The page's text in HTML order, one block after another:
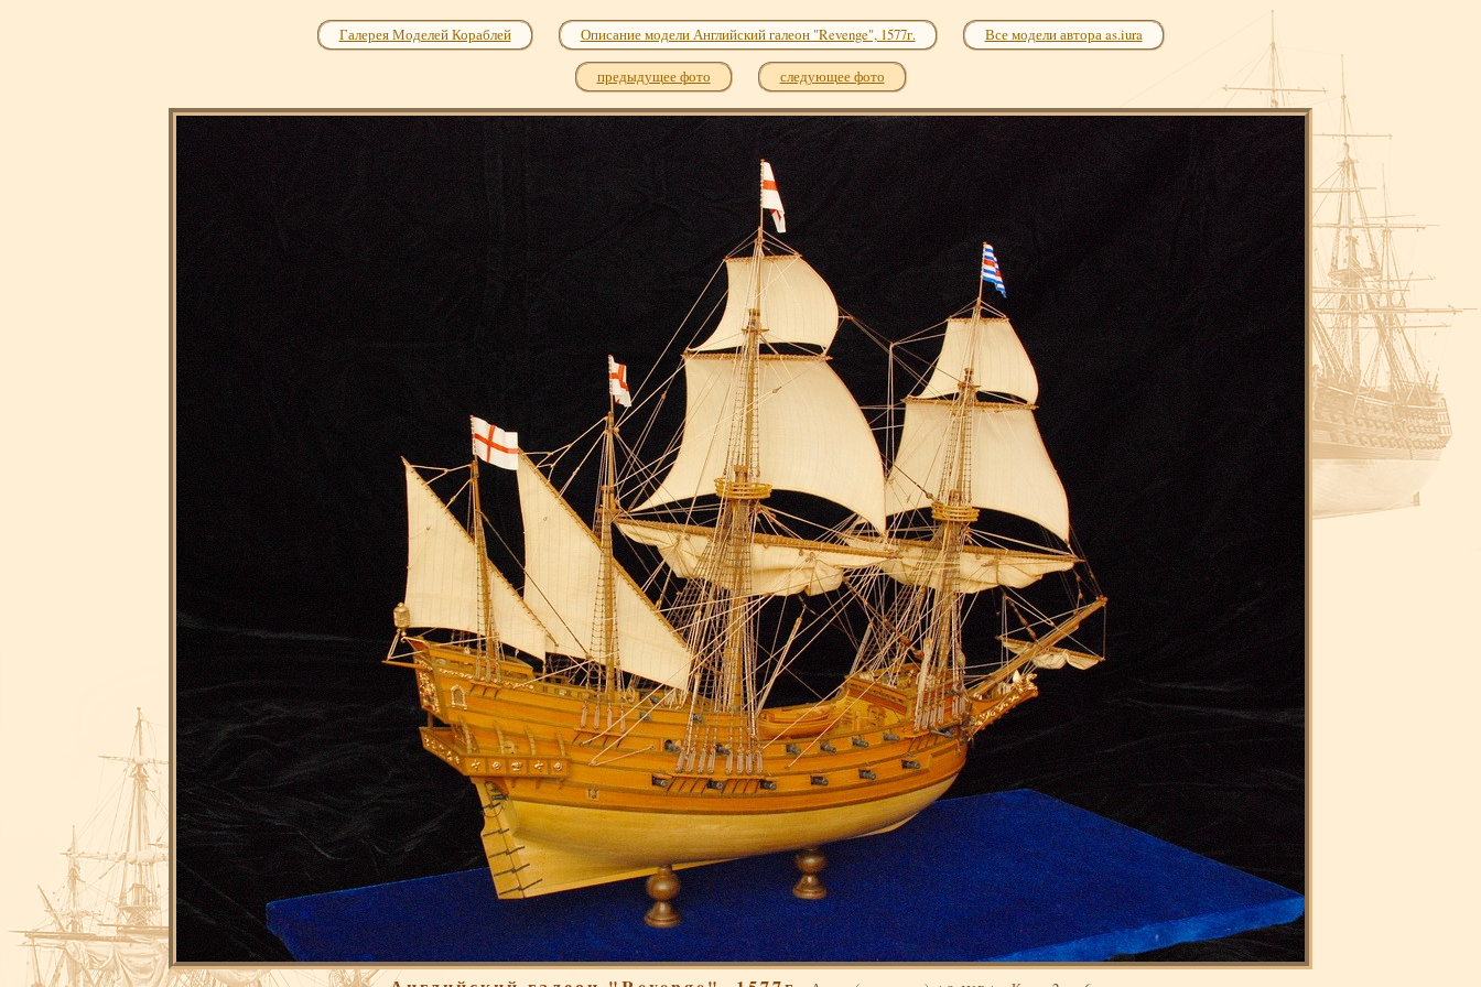
Галерея Моделей Кораблей Описание модели Английский галеон "Revenge", 1577г. Все модели автора as.iura
предыдущее фото следующее фото